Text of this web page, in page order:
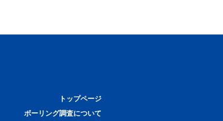
トップページ
ボーリング調査について